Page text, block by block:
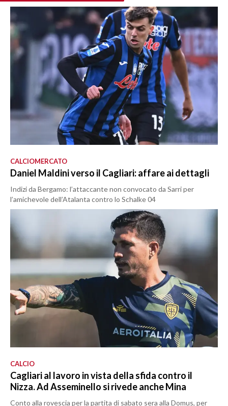
CALCIOMERCATO
Daniel Maldini verso il Cagliari: affare ai dettagli
Indizi da Bergamo: l’attaccante non convocato da Sarri per
l’amichevole dell’Atalanta contro lo Schalke 04
CALCIO
Cagliari al lavoro in vista della sfida contro il
Nizza. Ad Asseminello si rivede anche Mina
Conto alla rovescia per la partita di sabato sera alla Domus, per